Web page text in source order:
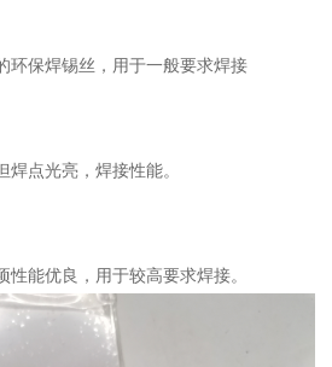
环保焊锡丝，用于一般要求焊接
点光亮，焊接性能。
能优良，用于较高要求焊接。